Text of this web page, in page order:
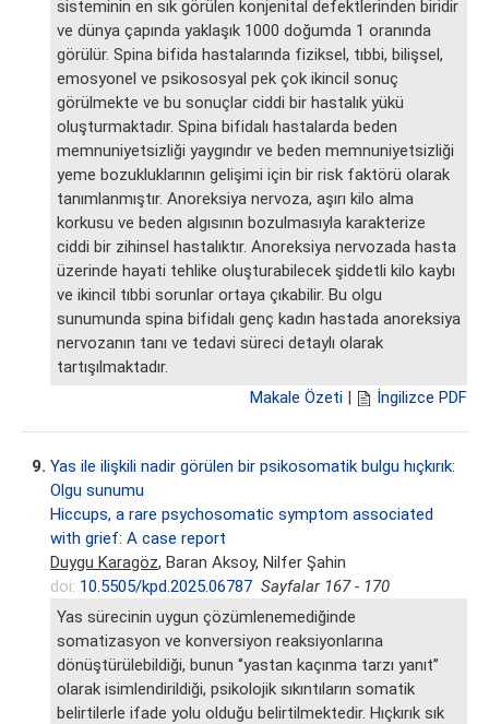
sisteminin en sık görülen konjenital defektlerinden biridir
ve dünya çapında yaklaşık 1000 doğumda 1 oranında
görülür. Spina bifida hastalarında fiziksel, tıbbi, bilişsel,
emosyonel ve psikososyal pek çok ikincil sonuç
görülmekte ve bu sonuçlar ciddi bir hastalık yükü
oluşturmaktadır. Spina bifidalı hastalarda beden
memnuniyetsizliği yaygındır ve beden memnuniyetsizliği
yeme bozukluklarının gelişimi için bir risk faktörü olarak
tanımlanmıştır. Anoreksiya nervoza, aşırı kilo alma
korkusu ve beden algısının bozulmasıyla karakterize
ciddi bir zihinsel hastalıktır. Anoreksiya nervozada hasta
üzerinde hayati tehlike oluşturabilecek şiddetli kilo kaybı
ve ikincil tıbbi sorunlar ortaya çıkabilir. Bu olgu
sunumunda spina bifidalı genç kadın hastada anoreksiya
nervozanın tanı ve tedavi süreci detaylı olarak
tartışılmaktadır.
Makale Özeti | İngilizce PDF
9. Yas ile ilişkili nadir görülen bir psikosomatik bulgu hıçkırık:
Olgu sunumu
Hiccups, a rare psychosomatic symptom associated
with grief: A case report
Duygu Karagöz, Baran Aksoy, Nilfer Şahin
doi: 10.5505/kpd.2025.06787 Sayfalar 167 - 170
Yas sürecinin uygun çözümlenemediğinde
somatizasyon ve konversiyon reaksiyonlarına
dönüştürülebildiği, bunun ‘’yastan kaçınma tarzı yanıt’’
olarak isimlendirildiği, psikolojik sıkıntıların somatik
belirtilerle ifade yolu olduğu belirtilmektedir. Hıçkırık sık